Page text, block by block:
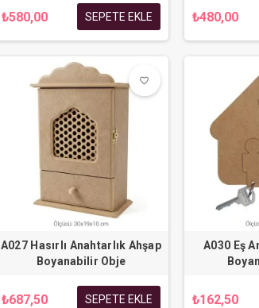
₺580,00 SEPETE EKLE ₺480,00
favorite_border
favorite_border
A027 Hasırlı Anahtarlık Ahşap
Boyanabilir Obje
₺687,50 SEPETE EKLE
A030 Eş
₺162,50